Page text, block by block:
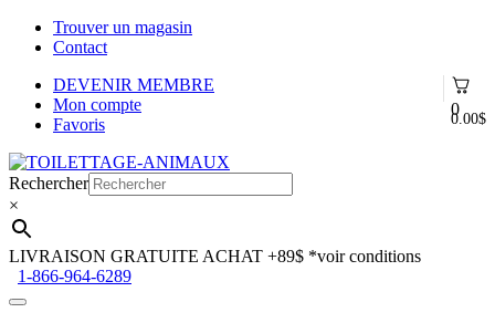
Trouver un magasin
Contact
0
0.00$
DEVENIR MEMBRE
Mon compte
Favoris
Aller
à
la
navigation
Aller
au
contenu
Rechercher
×
LIVRAISON GRATUITE ACHAT +89$ *voir conditions
1-866-964-6289